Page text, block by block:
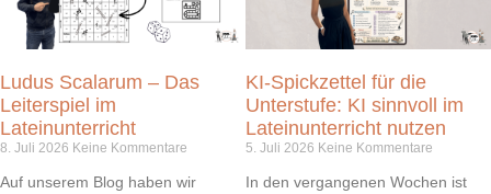
Ludus Scalarum – Das
Leiterspiel im
Lateinunterricht
8. Juli 2026 Keine Kommentare
Auf unserem Blog haben wir
KI-Spickzettel für die
Unterstufe: KI sinnvoll im
Lateinunterricht nutzen
5. Juli 2026 Keine Kommentare
In den vergangenen Wochen ist